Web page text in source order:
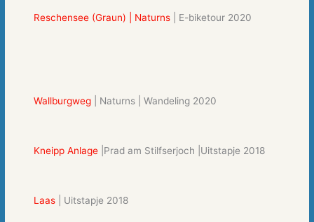
Reschensee (Graun) | Naturns | E-biketour 2020
Wallburgweg | Naturns | Wandeling 2020
Kneipp Anlage |Prad am Stilfserjoch |Uitstapje 2018
Laas | Uitstapje 2018